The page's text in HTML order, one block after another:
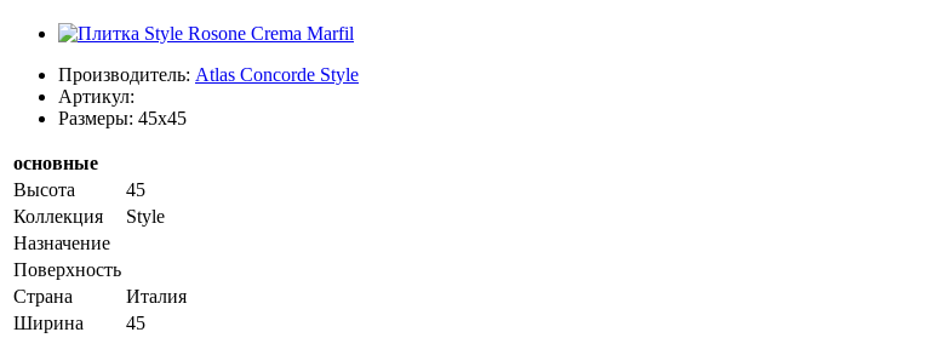
Производитель: Atlas Concorde Style
Артикул:
Размеры: 45x45
основные
Высота
45
Коллекция
Style
Назначение
Поверхность
Страна
Италия
Ширина
45